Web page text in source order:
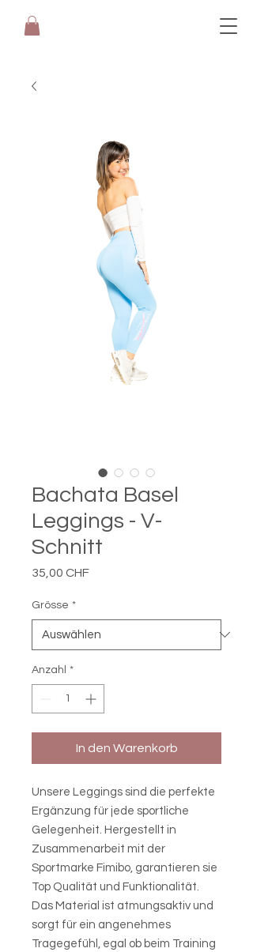
Bachata Basel
Leggings - V-
Schnitt
35,00 CHFPreis
Grösse *
Anzahl *
In den Warenkorb
Unsere Leggings sind die perfekte
Ergänzung für jede sportliche
Gelegenheit. Hergestellt in
Zusammenarbeit mit der
Sportmarke Fimibo, garantieren sie
Top Qualität und Funktionalität.
Das Material ist atmungsaktiv und
sorgt für ein angenehmes
Tragegefühl, egal ob beim Training